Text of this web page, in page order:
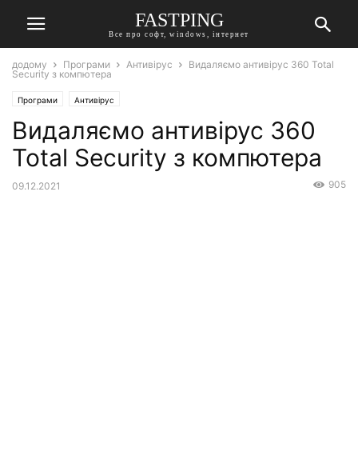
FASTPING
Все про софт, windows, інтернет
додому Програми Антивірус
Видаляємо антивірус 360 Total
Security з компютера
Програми Антивірус
Видаляємо антивірус 360
Total Security з компютера
09.12.2021 905